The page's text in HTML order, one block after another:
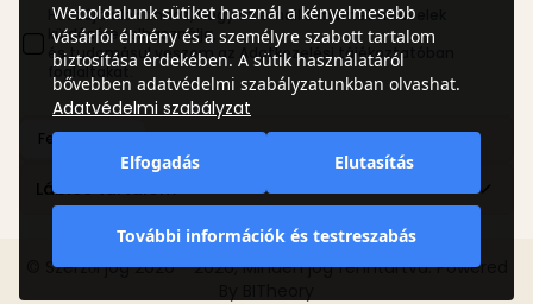
Weboldalunk sütiket használ a kényelmesebb
vásárlói élmény és a személyre szabott tartalom
biztosítása érdekében. A sütik használatáról
bővebben adatvédelmi szabályzatunkban olvashat.
Adatvédelmi szabályzat
Elfogadás Elutasítás
További információk és testreszabás
Lábléc tartalom
Hozzájárulok ahhoz, hogy az email címemet hírlevelek
küldésére felhasználja,
és tudomásul veszem az Adatkezelési tájékoztatóban
foglaltakat.
Feliratkozás
© Szerzői jog 2020 - 2026, Minden jog fenntartva. Powered